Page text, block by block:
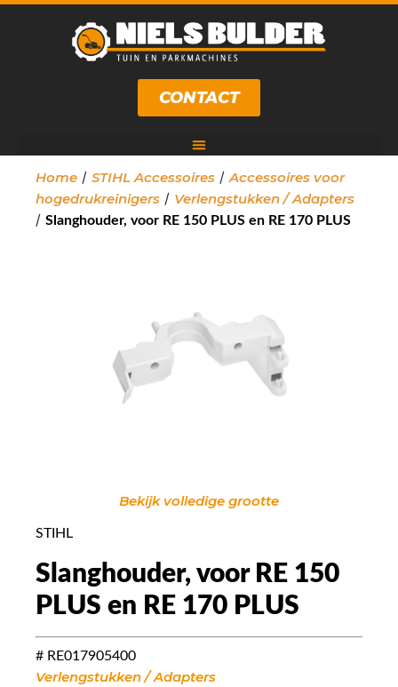
CONTACT
Home / STIHL Accessoires / Accessoires voor
hogedrukreinigers / Verlengstukken / Adapters
/ Slanghouder, voor RE 150 PLUS en RE 170 PLUS
Bekijk volledige grootte
STIHL
Slanghouder, voor RE 150
PLUS en RE 170 PLUS
# RE017905400
Verlengstukken / Adapters